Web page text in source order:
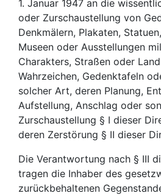
1. Januar 1947 an die
oder Zurschaustellung von
Denkmälern, Plakaten,
Museen oder Ausstellungen
Charakters, Straßen­ oder
Wahrzeichen, Gedenktafeln
solcher Art, deren Planung,
Aufstellung, Anschlag oder
Zurschaustellung § I dieser
deren Zerstörung § II dieser
Die Verantwortung nach § III
tragen die Inhaber des
zurückbehaltenen